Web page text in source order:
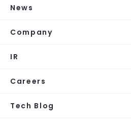
News
Company
IR
Careers
Tech Blog